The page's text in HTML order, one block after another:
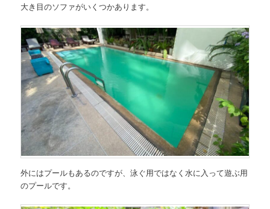
大き目のソファがいくつかあります。
外にはプールもあるのですが、泳ぐ用ではなく水に入って遊ぶ用
のプールです。